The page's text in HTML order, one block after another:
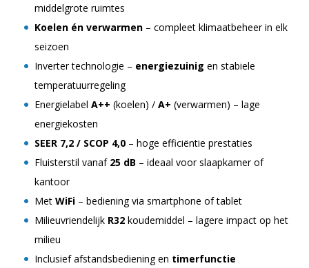
middelgrote ruimtes
Koelen én verwarmen – compleet klimaatbeheer in elk
seizoen
Inverter technologie – energiezuinig en stabiele
temperatuurregeling
Energielabel A++ (koelen) / A+ (verwarmen) – lage
energiekosten
SEER 7,2 / SCOP 4,0 – hoge efficiëntie prestaties
Fluisterstil vanaf 25 dB – ideaal voor slaapkamer of
kantoor
Met WiFi – bediening via smartphone of tablet
Milieuvriendelijk R32 koudemiddel – lagere impact op het
milieu
Inclusief afstandsbediening en timerfunctie